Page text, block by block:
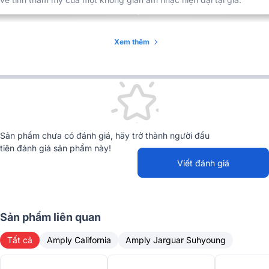
Xem thêm
Sản phẩm chưa có đánh giá, hãy trở thành người đầu
tiên đánh giá sản phẩm này!
Viết đánh giá
Sản phẩm liên quan
Tất cả Amply California Amply Jarguar Suhyoung